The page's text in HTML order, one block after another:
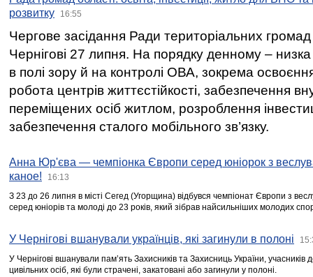
розвитку
16:55
Чергове засідання Ради територіальних громад
Чернігові 27 липня. На порядку денному –
в полі зору й на контролі ОВА, зокрема освоєння
робота центрів життєстійкості, забезпечення
переміщених осіб житлом, розроблення
забезпечення сталого мобільного зв’язку.
Анна Юр'єва — чемпіонка Європи серед юніорок з
каное!
16:13
З 23 до 26 липня в місті Сегед (Угорщина) відбувся чемпіонат Європи з
серед юніорів та молоді до 23 років, який зібрав найсильніших молодих
У Чернігові вшанували українців, які загинули в полоні
У Чернігові вшанували пам’ять Захисників та Захисниць України,
цивільних осіб, які були страчені, закатовані або загинули у полоні.